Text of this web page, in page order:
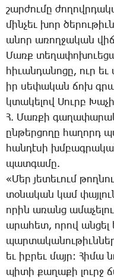
շար­ժու­մը
մին­չեւ խոր
ա­նոր ա­ռող­ջա­կան
­Մառք
հի­ւան­դա­նո­ցը, ուր
իր սե­փա­կան ճոխ
կտա­կե­լով ­Սուրբ
Հ. ­Մառ­քի
ըն­թեր­ցո­ղը հա­ղորդ
հան­դէ­սի
պատ­գա­մը.
«­Մեր յե­տե­ւում
տօ­նա­կան կամ
ո­րին ա­ռանց
ա­րա­հետ, ո­րով ան­ցել
եւ իբ­րեւ մայր: ­Հի­մա
պի­տի քա­ղա­քի լուրջ